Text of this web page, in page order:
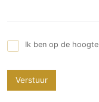
Ik ben op de
Verstuur